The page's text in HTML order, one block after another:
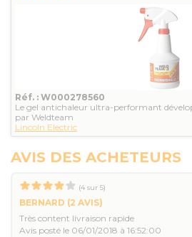
Réf. : W000278560
Le gel antichaleur ultra-performant
par Weldteam
Lincoln Electric
AVIS DES ACHETEURS
(4 sur 5)
BERNARD (2 AVIS)
Très content livraison rapide
Avis posté le 06/01/2018 à 16:52:00